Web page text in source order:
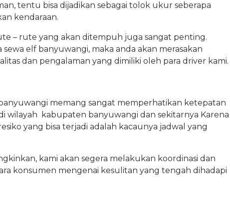
tentu bisa dijadikan sebagai tolok ukur seberapa
kendaraan.
– rute yang akan ditempuh juga sangat penting.
elf banyuwangi, maka anda akan merasakan
dan pengalaman yang dimiliki oleh para driver kami.
memang sangat memperhatikan ketepatan
wilayah kabupaten banyuwangi dan sekitarnya Karena
yang bisa terjadi adalah kacaunya jadwal yang
kami akan segera melakukan koordinasi dan
konsumen mengenai kesulitan yang tengah dihadapi